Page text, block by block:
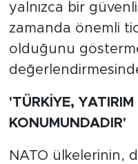
yalnızca bir
zamanda önemli
olduğunu
'TÜRKİYE,
KONUMUNDADIR'
NATO ülkelerinin,